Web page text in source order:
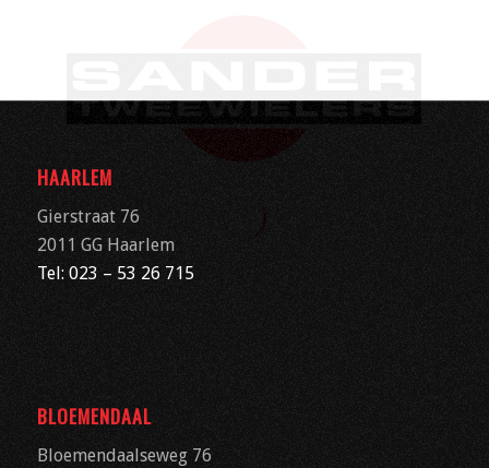
HAARLEM
Gierstraat 76
2011 GG Haarlem
Tel: 023 – 53 26 715
BLOEMENDAAL
Bloemendaalseweg 76